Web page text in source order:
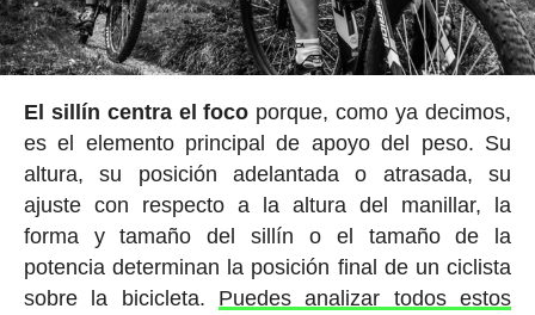
El sillín centra el foco porque, como ya decimos,
es el elemento principal de apoyo del peso. Su
altura, su posición adelantada o atrasada, su
ajuste con respecto a la altura del manillar, la
forma y tamaño del sillín o el tamaño de la
potencia determinan la posición final de un ciclista
sobre la bicicleta. Puedes analizar todos estos